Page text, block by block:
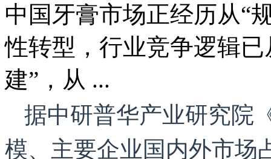
中国牙膏市场正经历从“
性转型，行业竞争逻辑
建”，从 ...
据中研普华产业研究院
模、主要企业国内外市场